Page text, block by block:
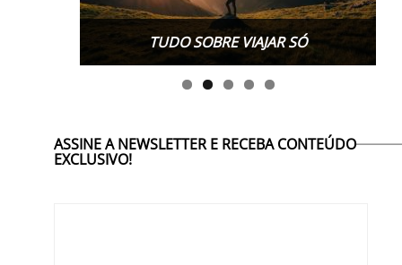
TUDO SOBRE VIAJAR SÓ
ASSINE A NEWSLETTER E RECEBA CONTEÚDO
EXCLUSIVO!